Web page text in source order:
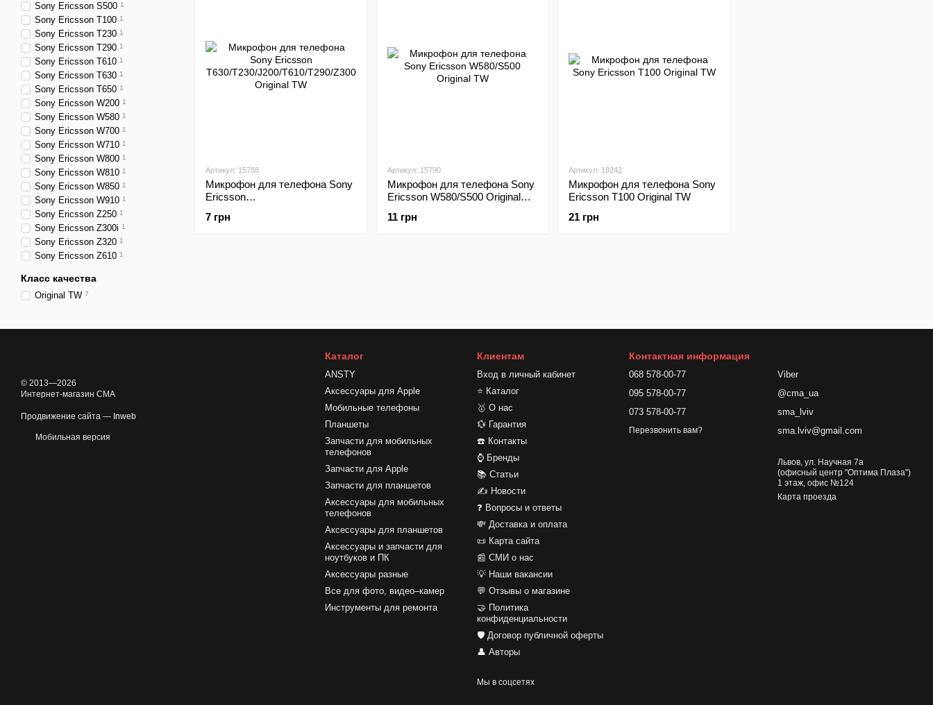
Артикул: 15788
Микрофон для телефона Sony
Ericsson
Original TW
7 грн
Артикул: 15790
Микрофон для телефона Sony
Ericsson W580/S500 Original
11 грн
Артикул: 18242
Микрофон для телефона Sony
Ericsson T100 Original TW
21 грн
Sony Ericsson S500 1
Sony Ericsson T100 1
Sony Ericsson T230 1
Sony Ericsson T290 1
Sony Ericsson T610 1
Sony Ericsson T630 1
Sony Ericsson T650 1
Sony Ericsson W200 1
Sony Ericsson W580 1
Sony Ericsson W700 1
Sony Ericsson W710 1
Sony Ericsson W800 1
Sony Ericsson W810 1
Sony Ericsson W850 1
Sony Ericsson W910 1
Sony Ericsson Z250 1
Sony Ericsson Z300i 1
Sony Ericsson Z320 1
Sony Ericsson Z610 1
Класс качества
Original TW 7
© 2013—2026
Интернет-магазин CMA
Продвижение сайта — Inweb
Мобильная версия
Каталог
ANSTY
Аксессуары для Apple
Мобильные телефоны
Планшеты
Запчасти для мобильных
телефонов
Запчасти для Apple
Запчасти для планшетов
Аксессуары для мобильных
телефонов
Аксессуары для планшетов
Аксессуары и запчасти для
ноутбуков и ПК
Аксессуары разные
Все для фото, видео–камер
Инструменты для ремонта
Клиентам
Вход в личный кабинет
⭐ Каталог
🥇 О нас
💱 Гарантия
☎️ Контакты
⌚ Бренды
📚 Статьи
✍ Новости
❓ Вопросы и ответы
💸 Доставка и оплата
📜 Карта сайта
📰 СМИ о нас
💡 Наши вакансии
💬 Отзывы о магазине
🤝 Политика
конфиденциальности
🛡️ Договор публичной оферты
👤 Авторы
Мы в соцсетях
Контактная информация
068 578-00-77
095 578-00-77
073 578-00-77
Перезвонить вам?
Viber
@cma_ua
sma_lviv
sma.lviv@gmail.com
Львов, ул. Научная 7а
(офисный центр "Оптима Плаза")
1 этаж, офис №124
Карта проезда